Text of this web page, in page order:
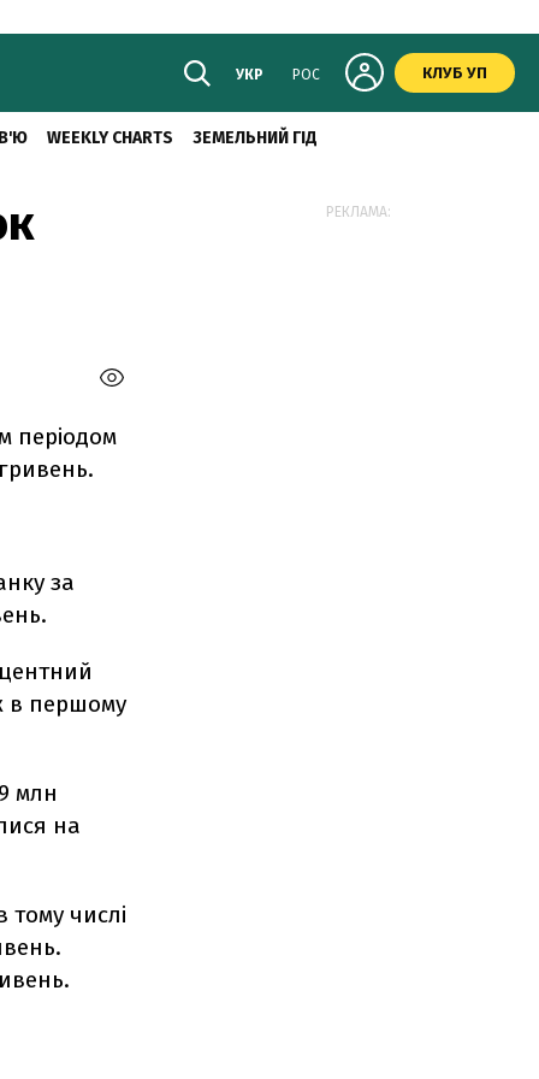
УКР РОС КЛУБ УП
WEEKLY CHARTS ЗЕМЕЛЬНИЙ ГІД
періодом
за
в першому
млн
на
числі
РЕКЛАМА: